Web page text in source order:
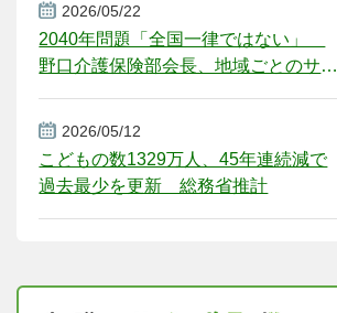
2026/05/22
2040年問題「全国一律ではない」
野口介護保険部会長、地域ごとのサー
2026/05/12
こどもの数1329万人、45年連続減で
過去最少を更新 総務省推計